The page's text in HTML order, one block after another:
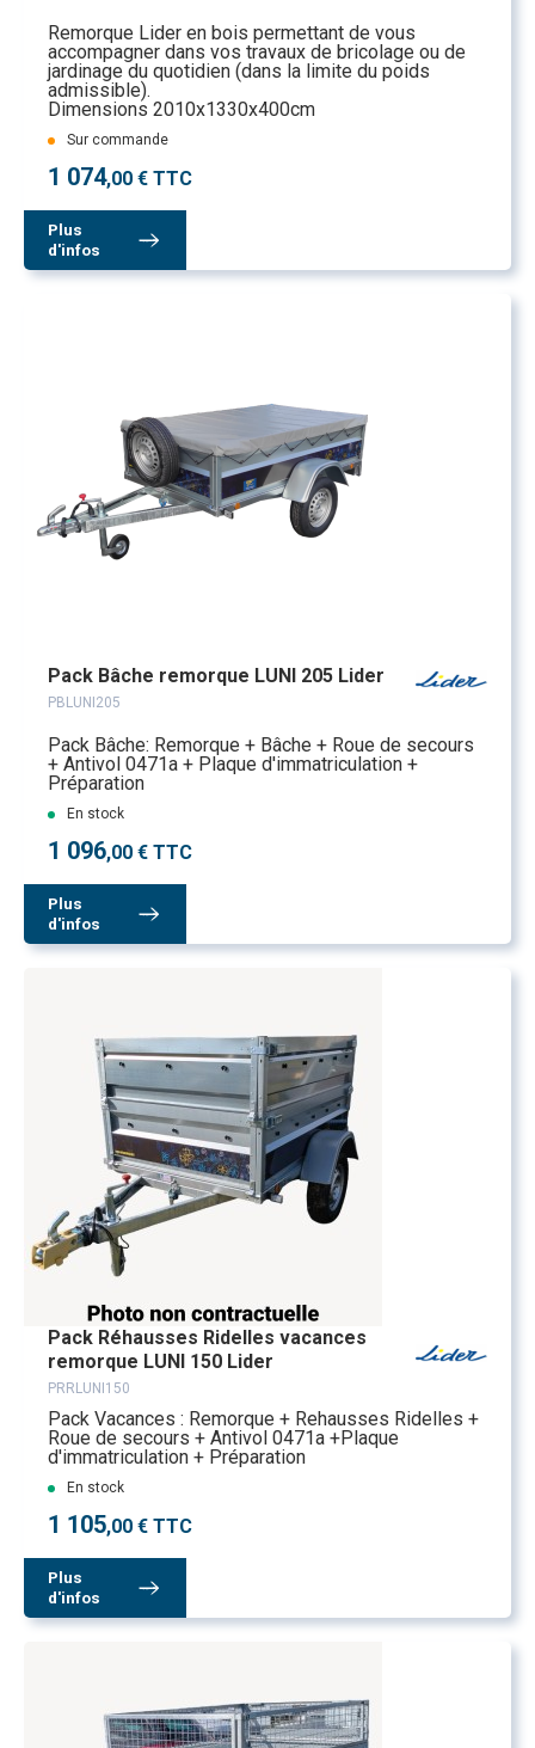
Remorque Lider en bois permettant de vous
accompagner dans vos travaux de bricolage ou de
jardinage du quotidien (dans la limite du poids
admissible).
Dimensions 2010x1330x400cm
Sur commande
1 074,00 € TTC
Plus
d'infos
Pack Bâche remorque LUNI 205 Lider
PBLUNI205
Pack Bâche: Remorque + Bâche + Roue de secours
+ Antivol 0471a + Plaque d'immatriculation +
Préparation
En stock
1 096,00 € TTC
Plus
d'infos
Pack Réhausses Ridelles vacances
remorque LUNI 150 Lider
PRRLUNI150
Pack Vacances : Remorque + Rehausses Ridelles +
Roue de secours + Antivol 0471a +Plaque
d'immatriculation + Préparation
En stock
1 105,00 € TTC
Plus
d'infos